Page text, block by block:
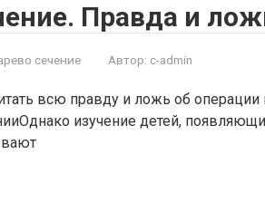
Правда и
сечение Автор: c-admin
всю правду и ложь об операции
изучение детей,